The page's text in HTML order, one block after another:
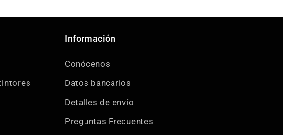
Información
Conócenos
Datos bancarios
Detalles de envío
Preguntas Frecuentes